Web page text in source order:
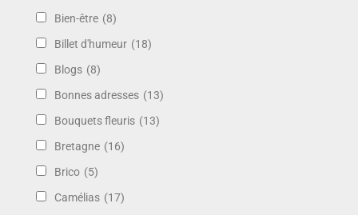
Bien-être (8)
Billet d'humeur (18)
Blogs (8)
Bonnes adresses (13)
Bouquets fleuris (13)
Bretagne (16)
Brico (5)
Camélias (17)